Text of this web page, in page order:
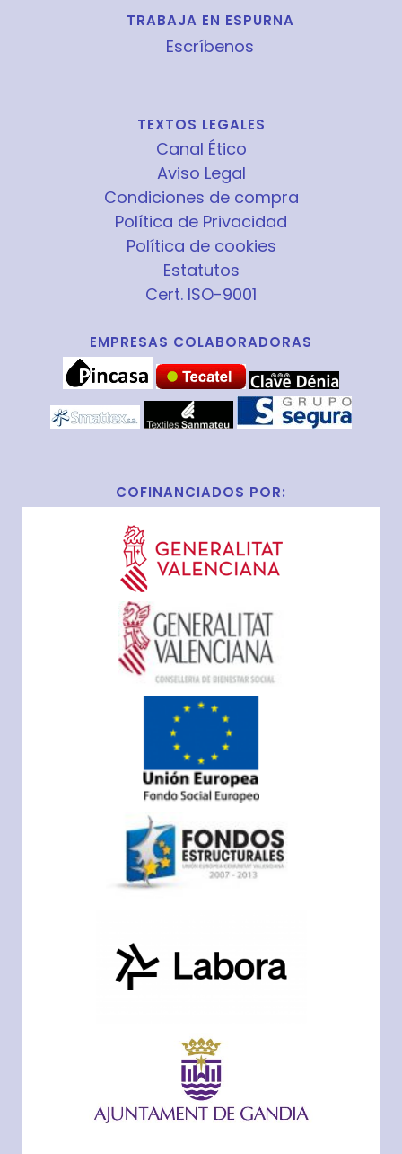
TRABAJA EN ESPURNA
Escríbenos
TEXTOS LEGALES
Canal Ético
Aviso Legal
Condiciones de compra
Política de Privacidad
Política de cookies
Estatutos
Cert. ISO-9001
EMPRESAS COLABORADORAS
COFINANCIADOS POR: